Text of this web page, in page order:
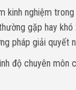
kinh nghiệm
gặp hay
pháp giải quyết
độ chuyên môn